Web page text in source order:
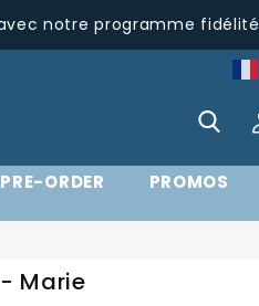
notre programme fidélité
PRE-ORDER PROMOS
Marie